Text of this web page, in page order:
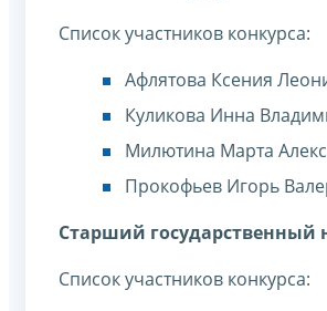
Список участников конкурса:
Афлятова Ксения
Куликова Инна
Милютина Марта
Прокофьев Игорь
Старший государственный
Список участников конкурса: